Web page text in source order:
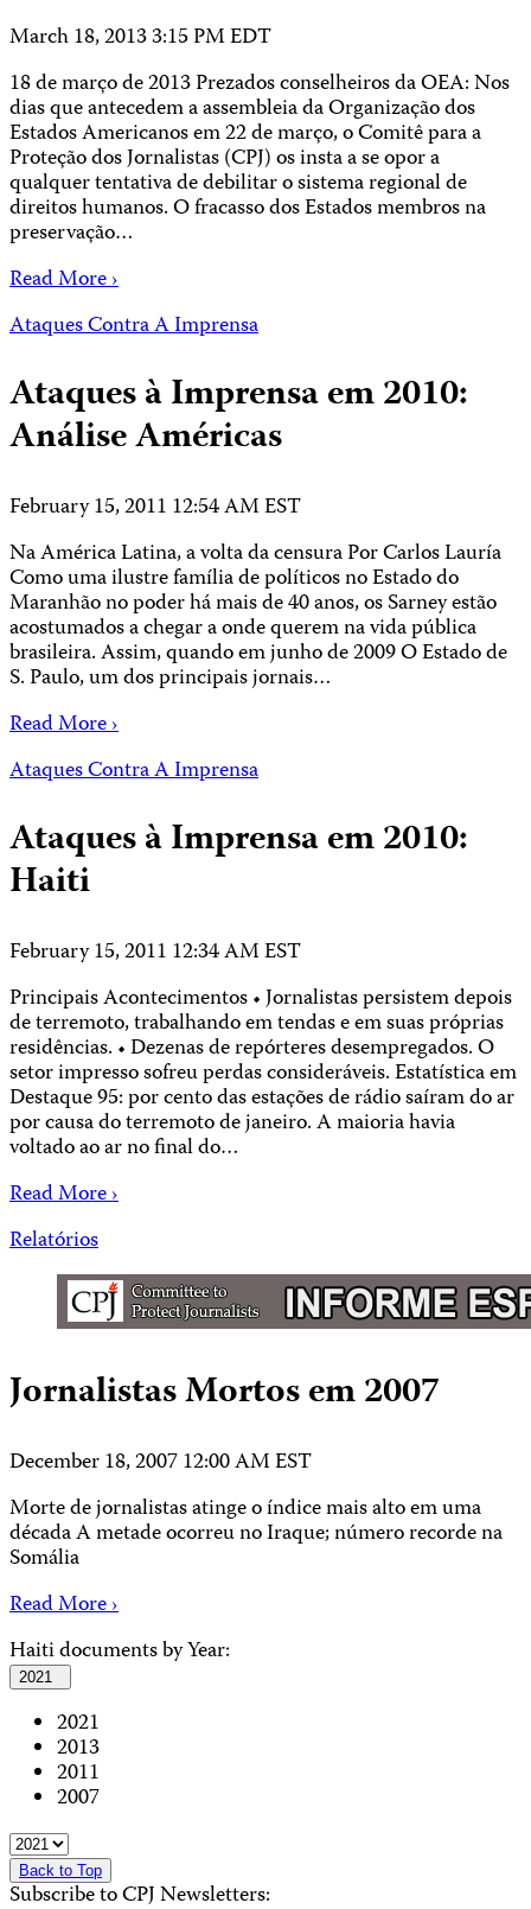
March 18, 2013 3:15 PM EDT
18 de março de 2013 Prezados conselheiros da OEA: Nos
dias que antecedem a assembleia da Organização dos
Estados Americanos em 22 de março, o Comitê para a
Proteção dos Jornalistas (CPJ) os insta a se opor a
qualquer tentativa de debilitar o sistema regional de
direitos humanos. O fracasso dos Estados membros na
preservação…
Read More ›
Ataques Contra A Imprensa
Ataques à Imprensa em 2010:
Análise Américas
February 15, 2011 12:54 AM EST
Na América Latina, a volta da censura Por Carlos Lauría
Como uma ilustre família de políticos no Estado do
Maranhão no poder há mais de 40 anos, os Sarney estão
acostumados a chegar a onde querem na vida pública
brasileira. Assim, quando em junho de 2009 O Estado de
S. Paulo, um dos principais jornais…
Read More ›
Ataques Contra A Imprensa
Ataques à Imprensa em 2010:
Haiti
February 15, 2011 12:34 AM EST
Principais Acontecimentos • Jornalistas persistem depois
de terremoto, trabalhando em tendas e em suas próprias
residências. • Dezenas de repórteres desempregados. O
setor impresso sofreu perdas consideráveis. Estatística em
Destaque 95: por cento das estações de rádio saíram do ar
por causa do terremoto de janeiro. A maioria havia
voltado ao ar no final do…
Read More ›
Relatórios
Jornalistas Mortos em 2007
December 18, 2007 12:00 AM EST
Morte de jornalistas atinge o índice mais alto em uma
década A metade ocorreu no Iraque; número recorde na
Somália
Read More ›
Haiti documents by Year:
2021
2021
2013
2011
2007
Back to Top
Subscribe to CPJ Newsletters: